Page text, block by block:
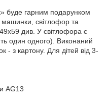
буде гарним подарунком
машинки, світлофор та
див. У світлофора є
один одного). Виконаний
- з картону. Для дітей від 3-
АG13